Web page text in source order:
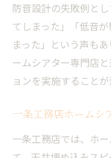
防音工事や
標準仕様と
確認
よう
防音設計の失敗例と
てしまった」「低音
まった」という声も
ームシアター専門店
ョンを実施すること
一条工務店ホームシ
一条工務店では、ホ